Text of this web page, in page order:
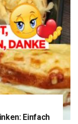
Einfach